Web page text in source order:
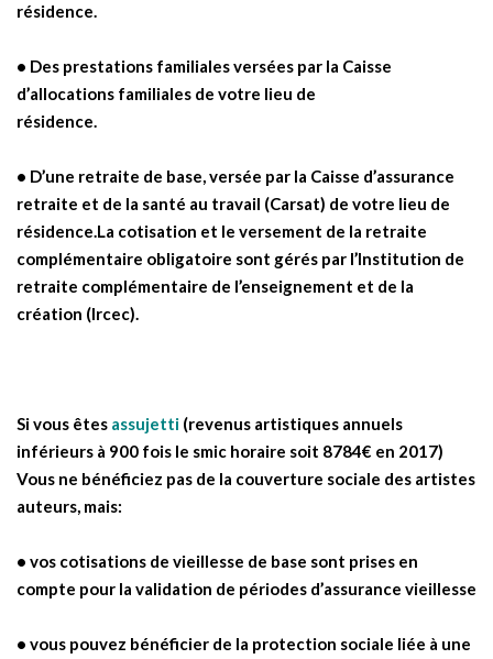
résidence.
• Des prestations familiales versées par la Caisse
d’allocations familiales de votre lieu de
résidence.
• D’une retraite de base, versée par la Caisse d’assurance
retraite et de la santé au travail (Carsat) de votre lieu de
résidence.La cotisation et le versement de la retraite
complémentaire obligatoire sont gérés par l’Institution de
retraite complémentaire de l’enseignement et de la
création (Ircec).
Si vous êtes assujetti (revenus artistiques annuels
inférieurs à 900 fois le smic horaire soit 8784€ en 2017)
Vous ne bénéficiez pas de la couverture sociale des artistes
auteurs, mais:
• vos cotisations de vieillesse de base sont prises en
compte pour la validation de périodes d’assurance vieillesse
• vous pouvez bénéficier de la protection sociale liée à une